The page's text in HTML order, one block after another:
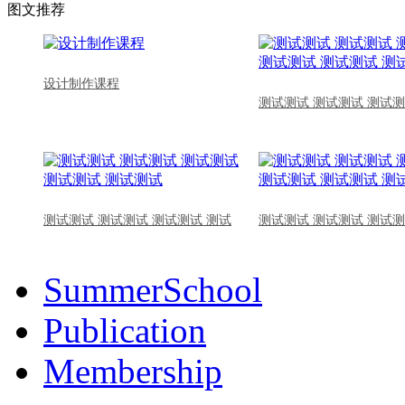
图文推荐
设计制作课程
测试测试 测试测试 测试
测试测试 测试测试 测试测试 测试 测试测试 测试测试 测试
SummerSchool
Publication
Membership